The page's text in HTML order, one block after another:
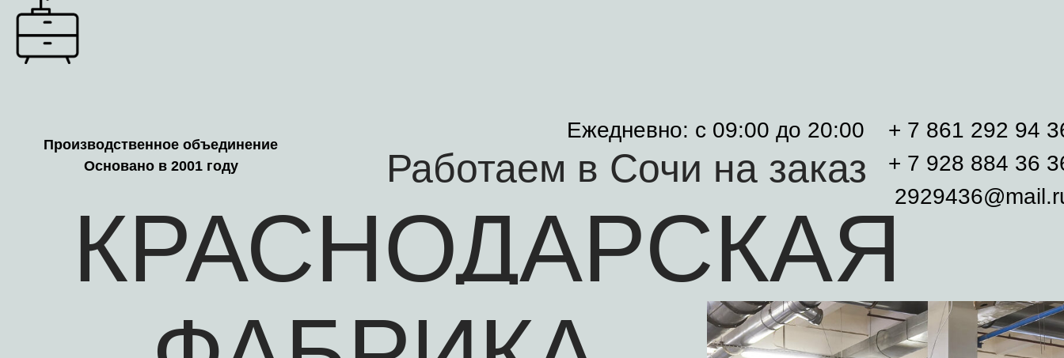
КРАСНОДАРСКАЯ
Производственное объединение
Основано в 2001 году
+ 7 861 292 94
+ 7 928 884 36
Ежедневно: с 09:00 до 20:00
Работаем в Сочи на заказ